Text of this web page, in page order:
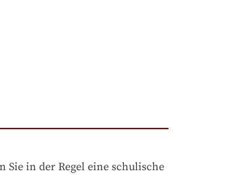
Sie in der Regel eine schulische